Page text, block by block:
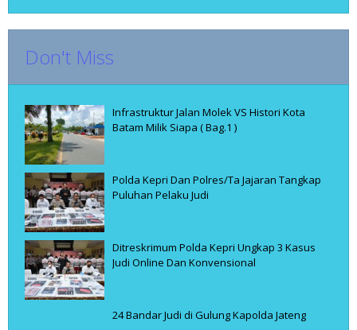
Don't Miss
Infrastruktur Jalan Molek VS Histori Kota
Batam Milik Siapa ( Bag.1 )
Polda Kepri Dan Polres/Ta Jajaran Tangkap
Puluhan Pelaku Judi
Ditreskrimum Polda Kepri Ungkap 3 Kasus
Judi Online Dan Konvensional
24 Bandar Judi di Gulung Kapolda Jateng